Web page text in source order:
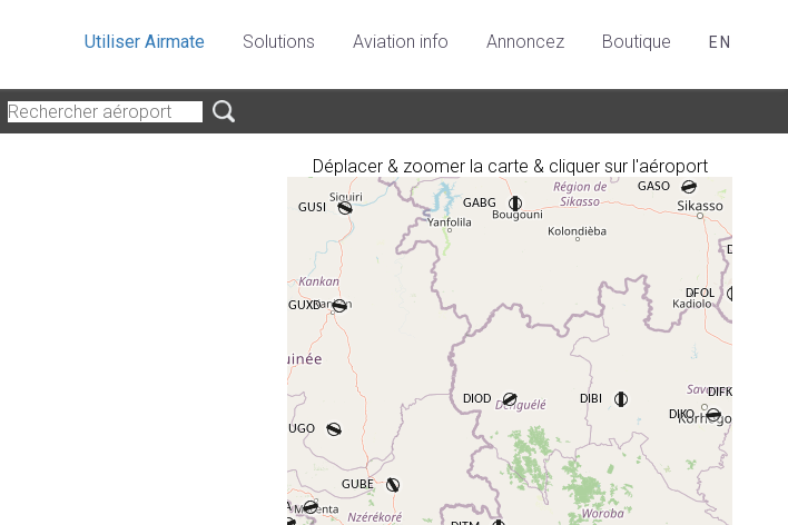
Utiliser Airmate Solutions Aviation info Annoncez Boutique EN
Déplacer & zoomer la carte & cliquer sur l'aéroport